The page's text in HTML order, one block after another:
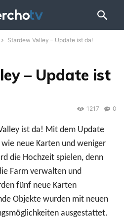
Stardew Valley – Update ist da!
– Update ist
0
1217
ist da! Mit dem Update
neue Karten und weniger
die Hochzeit spielen, denn
Farm verwalten und
fünf neue Karten
Objekte wurden mit neuen
ausgestattet.